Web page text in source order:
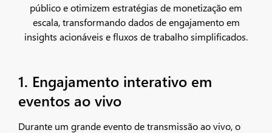
público e otimizem estratégias de monetização em
escala, transformando dados de engajamento em
insights acionáveis e fluxos de trabalho simplificados.
1. Engajamento interativo em
eventos ao vivo
Durante um grande evento de transmissão ao vivo, o